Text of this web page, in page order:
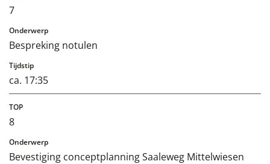
7
Bespreking notulen
ca. 17:35
8
Bevestiging conceptplanning Saaleweg Mittelwiesen